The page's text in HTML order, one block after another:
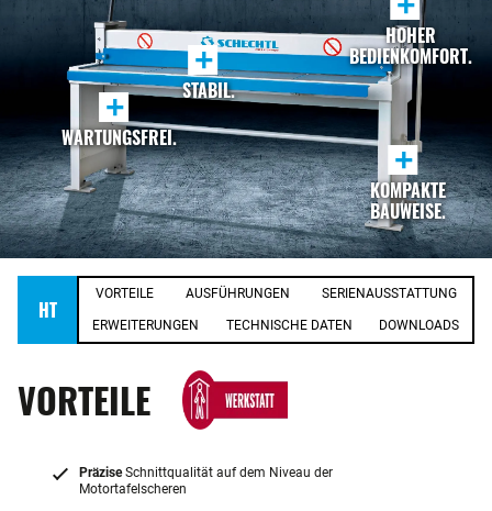
+
STABIL.
HOHER
BEDIENKOMFORT.
+
WARTUNGSFREI.
+
KOMPAKTE
BAUWEISE.
HT
VORTEILE AUSFÜHRUNGEN SERIENAUSSTATTUNG
ERWEITERUNGEN TECHNISCHE DATEN DOWNLOADS
VORTEILE
PräziseSchnittqualität auf dem Niveau der
Motortafelscheren